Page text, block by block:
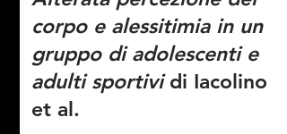
corpo e alessitimia in un
gruppo di adolescenti e
adulti sportividi Iacolino
et al.